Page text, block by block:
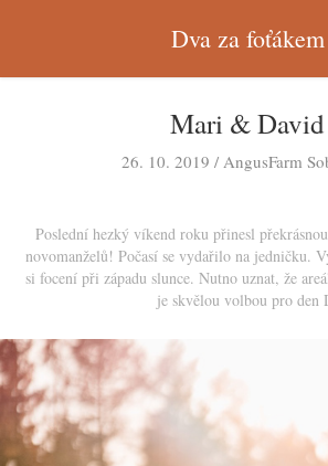
Dva za foťákem
Mari & David
Poslední hezký víkend roku přinesl
novomanželů! Počasí se vydařilo na jedničku.
si focení při západu slunce. Nutno uznat, že
je skvělou volbou pro den